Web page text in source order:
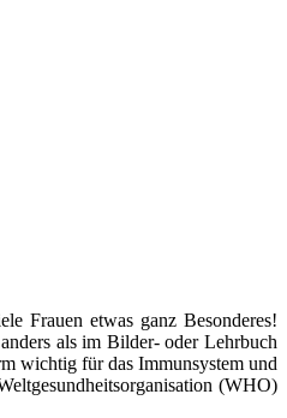
Frauen etwas ganz Besonderes!
als im Bilder- oder Lehrbuch
wichtig für das Immunsystem und
(WHO)